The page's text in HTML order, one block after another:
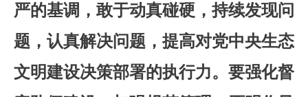
严的基调，敢于动真碰硬，持续发现问
题，认真解决问题，提高对党中央生态
文明建设决策部署的执行力。要强化督